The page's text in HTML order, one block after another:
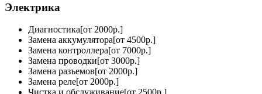
Электрика
Диагностика[от 2000р.]
Замена аккумулятора[от 4500р.]
Замена контроллера[от 7000р.]
Замена проводки[от 3000р.]
Замена разъемов[от 2000р.]
Замена реле[от 2000р.]